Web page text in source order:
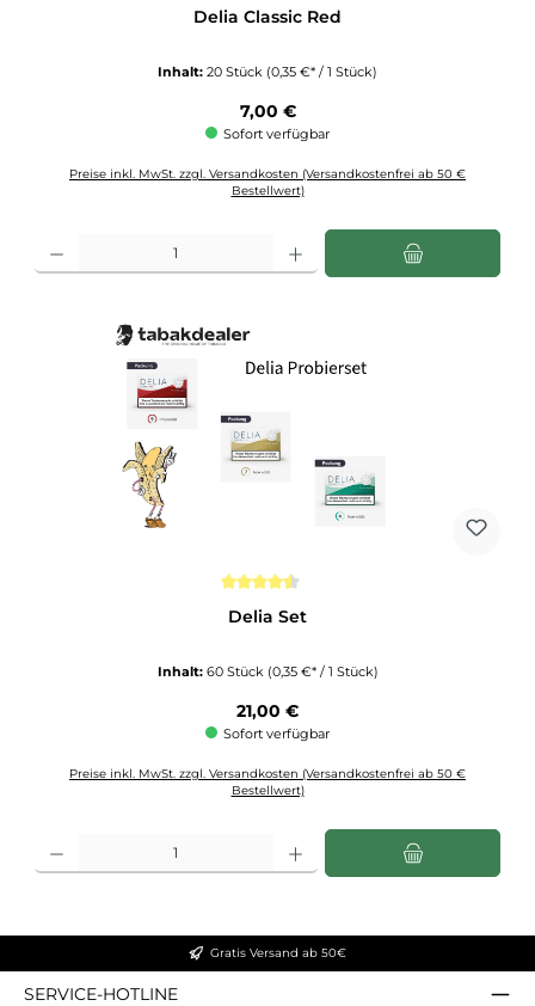
Delia Classic Red
Inhalt: 20 Stück (0,35 €* / 1 Stück)
Regulärer Preis:
7,00 €
Sofort verfügbar
Preise inkl. MwSt. zzgl. Versandkosten (Versandkostenfrei ab 50 €
Bestellwert)
Produkt Anzahl: Gib den gewünschten Wert ein oder benutze die Schaltflächen
Delia Set
Inhalt: 60 Stück (0,35 €* / 1 Stück)
Regulärer Preis:
21,00 €
Sofort verfügbar
Preise inkl. MwSt. zzgl. Versandkosten (Versandkostenfrei ab 50 €
Bestellwert)
Produkt Anzahl: Gib den gewünschten Wert ein oder benutze die Schaltflächen
Gratis Versand ab 50€
SERVICE-HOTLINE